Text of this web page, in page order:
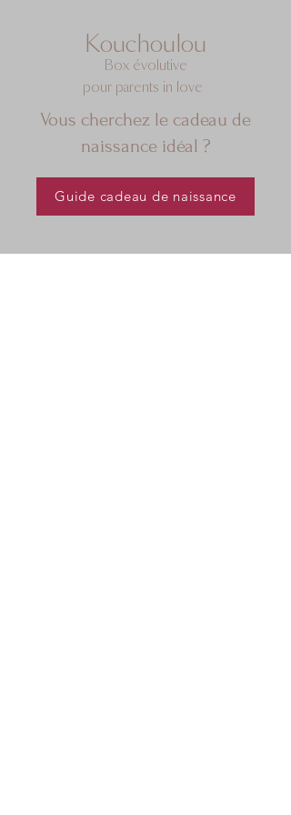
Kouchoulou
Box évolutive
pour parents in love
Vous cherchez le cadeau de
naissance idéal ?
Guide cadeau de naissance